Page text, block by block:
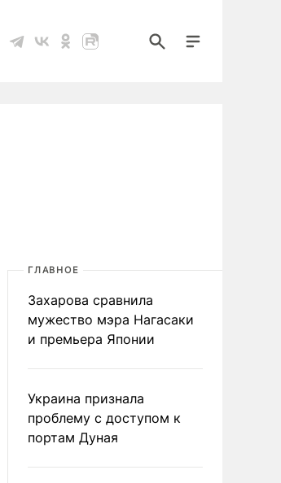
ГЛАВНОЕ
Захарова сравнила
мужество мэра Нагасаки
и премьера Японии
Украина признала
проблему с доступом к
портам Дуная